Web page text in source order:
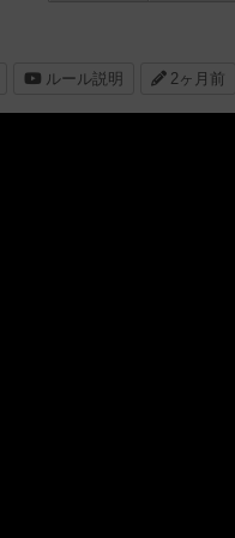
ルール説明 2ヶ月前